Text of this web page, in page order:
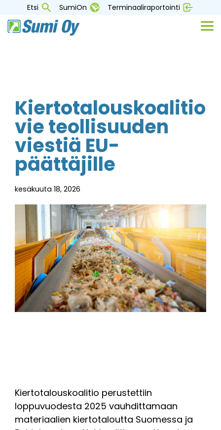
the
main
Etsi SumiOn Terminaaliraportointi
Kiertotalouskoalitio
vie teollisuuden
viestiä EU-
päättäjille
kesäkuuta 18, 2026
Kiertotalouskoalitio perustettiin
loppuvuodesta 2025 vauhdittamaan
materiaalien kiertotaloutta Suomessa ja